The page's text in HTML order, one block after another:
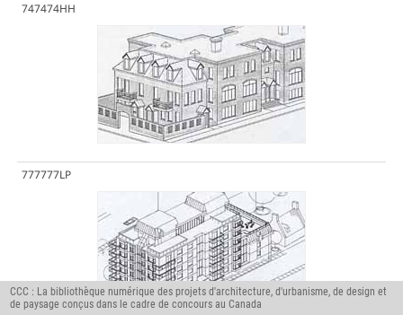
747474HH
777777LP
CCC : La bibliothèque numérique des projets d'architecture, d'urbanisme, de design et
de paysage conçus dans le cadre de concours au Canada